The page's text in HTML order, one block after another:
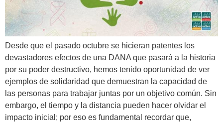
Desde que el pasado octubre se hicieran patentes los
devastadores efectos de una DANA que pasará a la historia
por su poder destructivo, hemos tenido oportunidad de ver
ejemplos de solidaridad que demuestran la capacidad de
las personas para trabajar juntas por un objetivo común. Sin
embargo, el tiempo y la distancia pueden hacer olvidar el
impacto inicial; por eso es fundamental recordar que,